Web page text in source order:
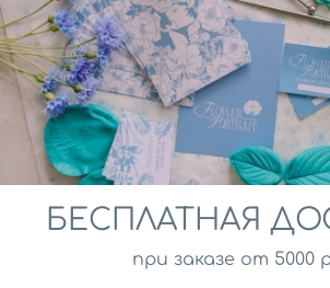
Молд Краспедия
430.00 руб
Тип набора
Вайнеры
Деталь
БЕСПЛАТНАЯ
при заказе от 5000